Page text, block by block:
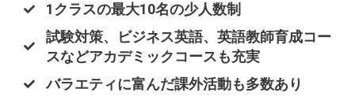
1クラスの最大10名の少人数制
試験対策、ビジネス英語、英語教師育成コー
スなどアカデミックコースも充実
バラエティに富んだ課外活動も多数あり